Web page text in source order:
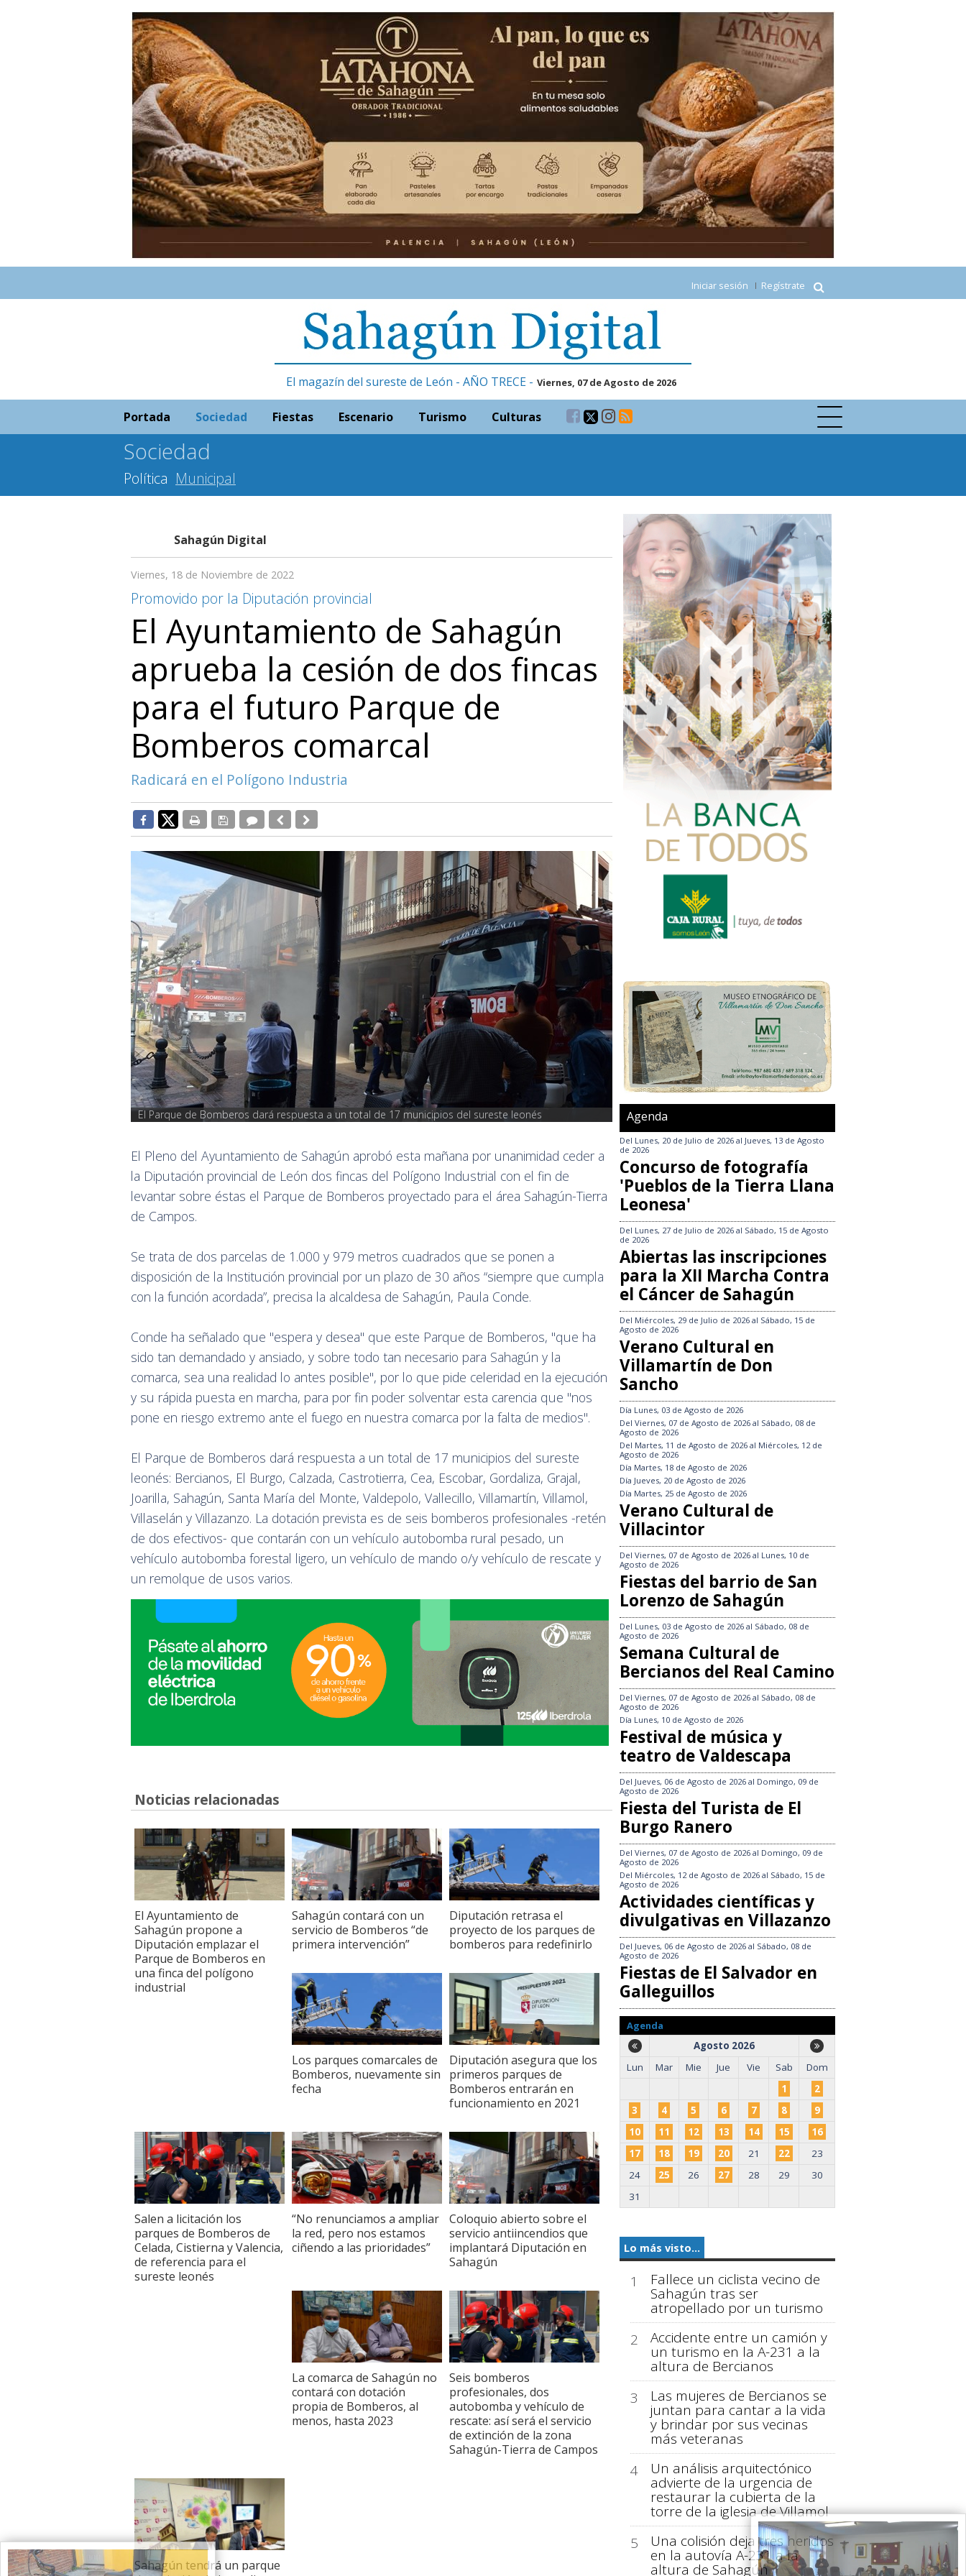
Iniciar sesión Regístrate
El magazín del sureste de León - AÑO TRECE - Viernes, 07 de Agosto de 2026
Portada Sociedad Fiestas Escenario Turismo Culturas
Sociedad
Política Municipal
Sahagún Digital
Viernes, 18 de Noviembre de 2022
Promovido por la Diputación provincial
El Ayuntamiento de Sahagún
aprueba la cesión de dos fincas
para el futuro Parque de
Bomberos comarcal
Radicará en el Polígono Industria
El Parque de Bomberos dará respuesta a un total de 17 municipios del sureste leonés
El Pleno del Ayuntamiento de Sahagún aprobó esta mañana por unanimidad ceder a
la Diputación provincial de León dos fincas del Polígono Industrial con el fin de
levantar sobre éstas el Parque de Bomberos proyectado para el área Sahagún-Tierra
de Campos.
Se trata de dos parcelas de 1.000 y 979 metros cuadrados que se ponen a
disposición de la Institución provincial por un plazo de 30 años “siempre que cumpla
con la función acordada”, precisa la alcaldesa de Sahagún, Paula Conde.
Conde ha señalado que "espera y desea" que este Parque de Bomberos, "que ha
sido tan demandado y ansiado, y sobre todo tan necesario para Sahagún y la
comarca, sea una realidad lo antes posible", por lo que pide celeridad en la ejecución
y su rápida puesta en marcha, para por fin poder solventar esta carencia que "nos
pone en riesgo extremo ante el fuego en nuestra comarca por la falta de medios".
El Parque de Bomberos dará respuesta a un total de 17 municipios del sureste
leonés: Bercianos, El Burgo, Calzada, Castrotierra, Cea, Escobar, Gordaliza, Grajal,
Joarilla, Sahagún, Santa María del Monte, Valdepolo, Vallecillo, Villamartín, Villamol,
Villaselán y Villazanzo. La dotación prevista es de seis bomberos profesionales -retén
de dos efectivos- que contarán con un vehículo autobomba rural pesado, un
vehículo autobomba forestal ligero, un vehículo de mando o/y vehículo de rescate y
un remolque de usos varios.
Noticias relacionadas
El Ayuntamiento de
Sahagún propone a
Diputación emplazar el
Parque de Bomberos en
una finca del polígono
industrial
Sahagún contará con un
servicio de Bomberos “de
primera intervención”
Diputación retrasa el
proyecto de los parques de
bomberos para redefinirlo
Los parques comarcales de
Bomberos, nuevamente sin
fecha
Diputación asegura que los
primeros parques de
Bomberos entrarán en
funcionamiento en 2021
Salen a licitación los
parques de Bomberos de
Celada, Cistierna y Valencia,
de referencia para el
sureste leonés
“No renunciamos a ampliar
la red, pero nos estamos
ciñendo a las prioridades”
Coloquio abierto sobre el
servicio antiincendios que
implantará Diputación en
Sahagún
La comarca de Sahagún no
contará con dotación
propia de Bomberos, al
menos, hasta 2023
Seis bomberos
profesionales, dos
autobomba y vehículo de
rescate: así será el servicio
de extinción de la zona
Sahagún-Tierra de Campos
Sahagún tendrá un parque
Agenda
Del Lunes, 20 de Julio de 2026 al Jueves, 13 de Agosto
de 2026
Concurso de fotografía
'Pueblos de la Tierra Llana
Leonesa'
Del Lunes, 27 de Julio de 2026 al Sábado, 15 de Agosto
de 2026
Abiertas las inscripciones
para la XII Marcha Contra
el Cáncer de Sahagún
Del Miércoles, 29 de Julio de 2026 al Sábado, 15 de
Agosto de 2026
Verano Cultural en
Villamartín de Don
Sancho
Día Lunes, 03 de Agosto de 2026
Del Viernes, 07 de Agosto de 2026 al Sábado, 08 de
Agosto de 2026
Del Martes, 11 de Agosto de 2026 al Miércoles, 12 de
Agosto de 2026
Día Martes, 18 de Agosto de 2026
Día Jueves, 20 de Agosto de 2026
Día Martes, 25 de Agosto de 2026
Verano Cultural de
Villacintor
Del Viernes, 07 de Agosto de 2026 al Lunes, 10 de
Agosto de 2026
Fiestas del barrio de San
Lorenzo de Sahagún
Del Lunes, 03 de Agosto de 2026 al Sábado, 08 de
Agosto de 2026
Semana Cultural de
Bercianos del Real Camino
Del Viernes, 07 de Agosto de 2026 al Sábado, 08 de
Agosto de 2026
Día Lunes, 10 de Agosto de 2026
Festival de música y
teatro de Valdescapa
Del Jueves, 06 de Agosto de 2026 al Domingo, 09 de
Agosto de 2026
Fiesta del Turista de El
Burgo Ranero
Del Viernes, 07 de Agosto de 2026 al Domingo, 09 de
Agosto de 2026
Del Miércoles, 12 de Agosto de 2026 al Sábado, 15 de
Agosto de 2026
Actividades científicas y
divulgativas en Villazanzo
Del Jueves, 06 de Agosto de 2026 al Sábado, 08 de
Agosto de 2026
Fiestas de El Salvador en
Galleguillos
Agenda
Agosto 2026
Lun
Mar Mie Jue Vie Sab
Dom
1
2
3
4 5 6 7 8
9
10
11 12 13 14 15
16
17
18 19 20 21 22
23
24
25 26 27 28 29
30
31
Lo más visto...
1 Fallece un ciclista vecino de
Sahagún tras ser
atropellado por un turismo
2
Accidente entre un camión y
un turismo en la A-231 a la
altura de Bercianos
3
Las mujeres de Bercianos se
juntan para cantar a la vida
y brindar por sus vecinas
más veteranas
4
Un análisis arquitectónico
advierte de la urgencia de
restaurar la cubierta de la
torre de la iglesia de Villamol
5
Una colisión deja tres heridos
en la autovía A-231 a la
altura de Sahagún